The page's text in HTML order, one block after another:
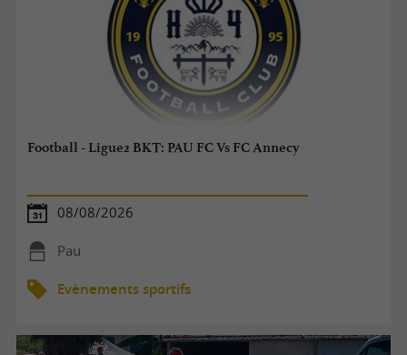
Football - Ligue2 BKT: PAU FC Vs FC Annecy
08/08/2026
Pau
Evènements sportifs